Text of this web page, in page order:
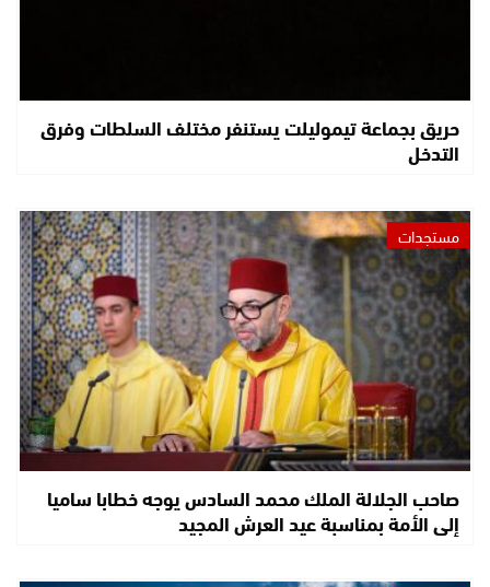
حريق بجماعة تيموليلت يستنفر مختلف السلطات وفرق
التدخل
مستجدات
صاحب الجلالة الملك محمد السادس يوجه خطابا ساميا
إلى الأمة بمناسبة عيد العرش المجيد